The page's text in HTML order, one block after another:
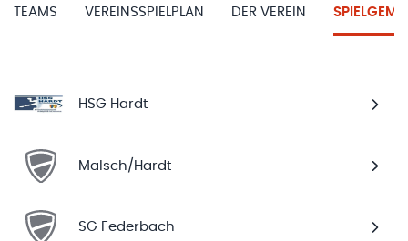
TEAMS VEREINSSPIELPLAN DER VEREIN
HSG Hardt
Malsch/Hardt
SG Federbach